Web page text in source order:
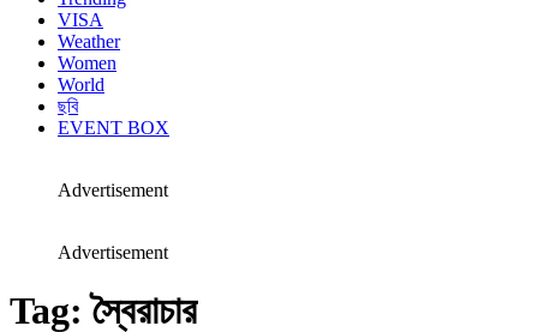
VISA
Weather
Women
World
ছবি
EVENT BOX
Advertisement
Advertisement
Tag:স্বৈরাচার